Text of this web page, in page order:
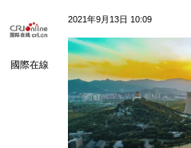
國際在線
2021年9月13日 10:09